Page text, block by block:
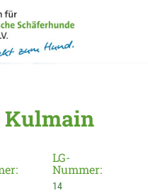
Kulmain
LG-
Nummer:
14